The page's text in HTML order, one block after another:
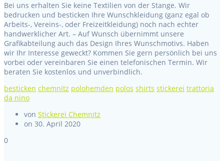
Bei uns erhalten Sie keine Textilien von der Stange. Wir
bedrucken und besticken Ihre Wunschkleidung (ganz egal ob
Arbeits-, Vereins-, oder Freizeitkleidung) noch nach echter
handwerklicher Art. – Auf Wunsch übernimmt unsere
Grafikabteilung auch das Design Ihres Wunschmotivs. Haben
wir Ihr Interesse geweckt? Kommen Sie gern persönlich bei uns
vorbei oder vereinbaren Sie einen telefonischen Termin. Wir
beraten Sie kostenlos und unverbindlich.
besticken chemnitz polohemden polos shirts stickerei trattoria
da nino
von Stickerei Chemnitz
on 30. April 2020
0